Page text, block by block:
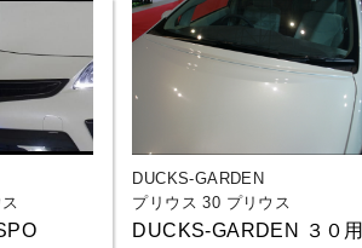
DUCKS-GARDEN
プリウス 30 プリウス
DUCKS-GARDEN ３０用